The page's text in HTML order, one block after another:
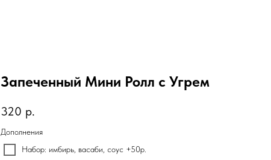
Запеченный Мини Ролл с Угрем
320 р.
Дополнения
Набор: имбирь, васаби, соус +50р.